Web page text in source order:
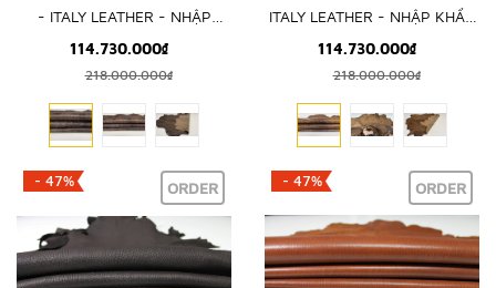
- ITALY LEATHER - NHẬP
KHẨU CHÍNH HÃNG TỪ Ý
114.730.000₫
218.000.000₫
ITALY LEATHER - NHẬP KHẨU
CHÍNH HÃNG TỪ Ý
114.730.000₫
218.000.000₫
- 47% ORDER - 47% ORDER